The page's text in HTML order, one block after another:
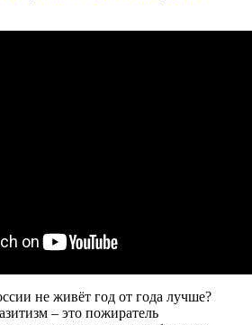
не живёт год от года лучше?
– это пожиратель